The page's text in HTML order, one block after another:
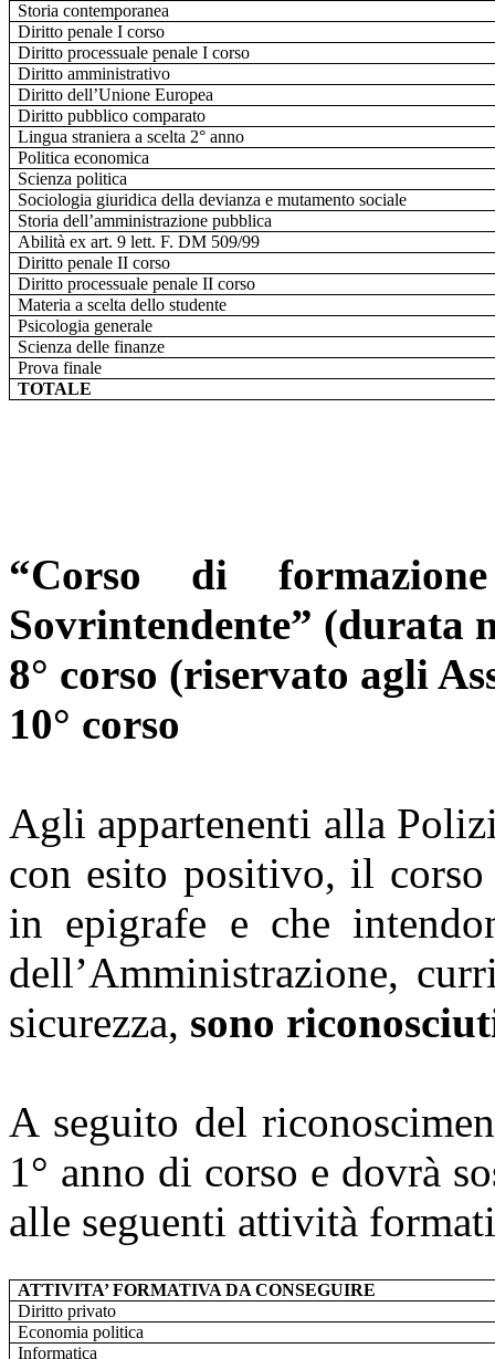
Storia contemporanea
Diritto penale I corso
Diritto processuale penale I corso
Diritto amministrativo
Diritto dell’Unione Europea
Diritto pubblico comparato
Lingua straniera a scelta 2° anno
Politica economica
Scienza politica
Sociologia giuridica della devianza e mutamento sociale
Storia dell’amministrazione pubblica
Abilità ex art. 9 lett. F. DM 509/99
Diritto penale II corso
Diritto processuale penale II corso
Materia a scelta dello studente
Psicologia generale
Scienza delle finanze
Prova finale
TOTALE
“Corso di
Sovrintendente” (durata
8° corso (riservato agli
10° corso
Agli appartenenti alla
con esito positivo, il corso
in epigrafe e che
dell’Amministrazione,
sicurezza, sono
A seguito del
1° anno di corso e dovrà
alle seguenti attività
ATTIVITA’ FORMATIVA DA CONSEGUIRE
Diritto privato
Economia politica
Informatica